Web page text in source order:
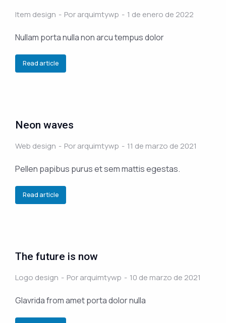
Item design Porarquimtywp 1 de enero de 2022
Nullam porta nulla non arcu tempus dolor
Read article
Neon waves
Web design Porarquimtywp 11 de marzo de 2021
Pellen papibus purus et sem mattis egestas.
Read article
The future is now
Logo design Porarquimtywp 10 de marzo de 2021
Glavrida from amet porta dolor nulla